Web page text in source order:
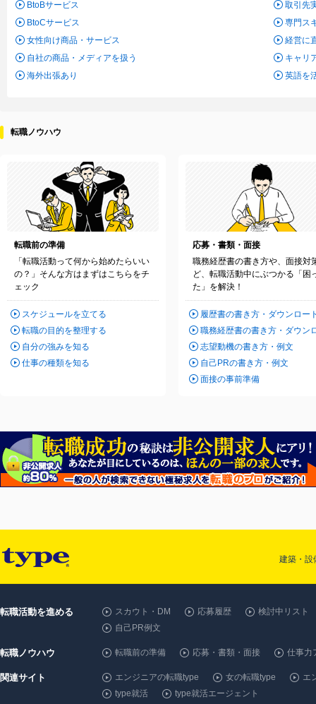
BtoBサービス
BtoCサービス
女性向け商品・サービス
自社の商品・メディアを扱う
海外出張あり
取引先
専門ス
経営に
キャリ
英語を
転職ノウハウ
転職前の準備
「転職活動って何から始めたらいい
の？」そんな方はまずはこちらをチ
ェック
スケジュールを立てる
転職の目的を整理する
自分の強みを知る
仕事の種類を知る
応募・書類・面接
職務経歴書の書き方や、面接対
ど、転職活動中にぶつかる「困
た」を解決！
履歴書の書き方・ダウンロー
職務経歴書の書き方・ダウン
志望動機の書き方・例文
自己PRの書き方・例文
面接の事前準備
建築・設
転職活動を進める スカウト・DM 応募履歴
検討中リスト
自己PR例文
転職ノウハウ 転職前の準備 応募・書類・面接 仕事力
関連サイト エンジニアの転職type 女の転職type
エ
type就活
type就活エージェント